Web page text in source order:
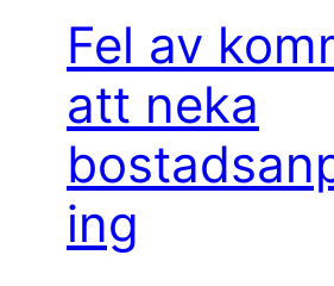
Fel av
att neka
ing